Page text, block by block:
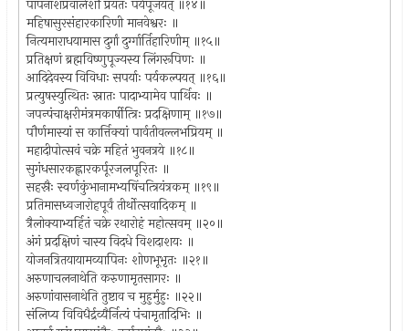
पापनाशप्रवालेशौ प्रयतः पर्यपूजयत् ॥१४॥
महिषासुरसंहारकारिणी मानवेश्वरः ॥
नित्यमाराधयामास दुर्गां दुर्ग्गार्तिहारिणीम् ॥१५॥
प्रतिक्षणं ब्रह्मविष्णुपूज्यस्य लिंगरूपिणः ॥
आदिदेवस्य विविधाः सपर्याः पर्यकल्पयत् ॥१६॥
प्रत्युषस्युत्थितः स्नातः पादाभ्यामेव पार्थिवः ॥
जपन्पंचाक्षरीमंत्रमकार्षीत्त्रिः प्रदक्षिणाम् ॥१७॥
पौर्णमास्यां स कार्त्तिक्यां पार्वतीवल्लभप्रियम् ॥
महादीपोत्सवं चक्रे महितं भुवनत्रये ॥१८॥
सुगंधसारकह्लारकर्पूरजलपूरितः ॥
सहस्रैः स्वर्णकुंभानामभ्यषिंचत्त्रियंत्रकम् ॥१९॥
प्रतिमासध्वजारोहपूर्वं तीर्थोत्सवादिकम् ॥
त्रैलोक्याभ्यर्हितं चक्रे रथारोहं महोत्सवम् ॥२०॥
अंगं प्रदक्षिणं चास्य विदधे विशदाशयः ॥
योजनत्रितयायामव्यापिनः शोणभूभृतः ॥२१॥
अरुणाचलनाथेति करुणामृतसागरः ॥
अरुणांवासनाथेति तुष्टाव च मुहुर्मुहुः ॥२२॥
संलिप्य विविधैर्द्रव्यैर्नित्यं पंचामृतादिभिः ॥